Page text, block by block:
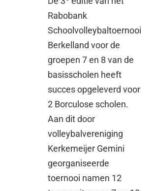
Rabobank
Schoolvolleybaltoernooi
Berkelland voor de
groepen 7 en 8 van de
basisscholen heeft
succes opgeleverd voor
2 Borculose scholen.
Aan dit door
volleybalvereniging
Kerkemeijer Gemini
georganiseerde
toernooi namen 12